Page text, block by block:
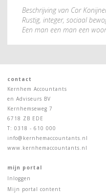
Beschrijving van Cor
Rustig, integer, sociaal
Een man een man een
contact
Kernhem Accountants
en Adviseurs BV
Kernhemseweg 7
6718 ZB EDE
T: 0318 - 610 000
info@kernhemaccountants.nl
www.kernhemaccountants.nl
mijn portal
Inloggen
Mijn portal content